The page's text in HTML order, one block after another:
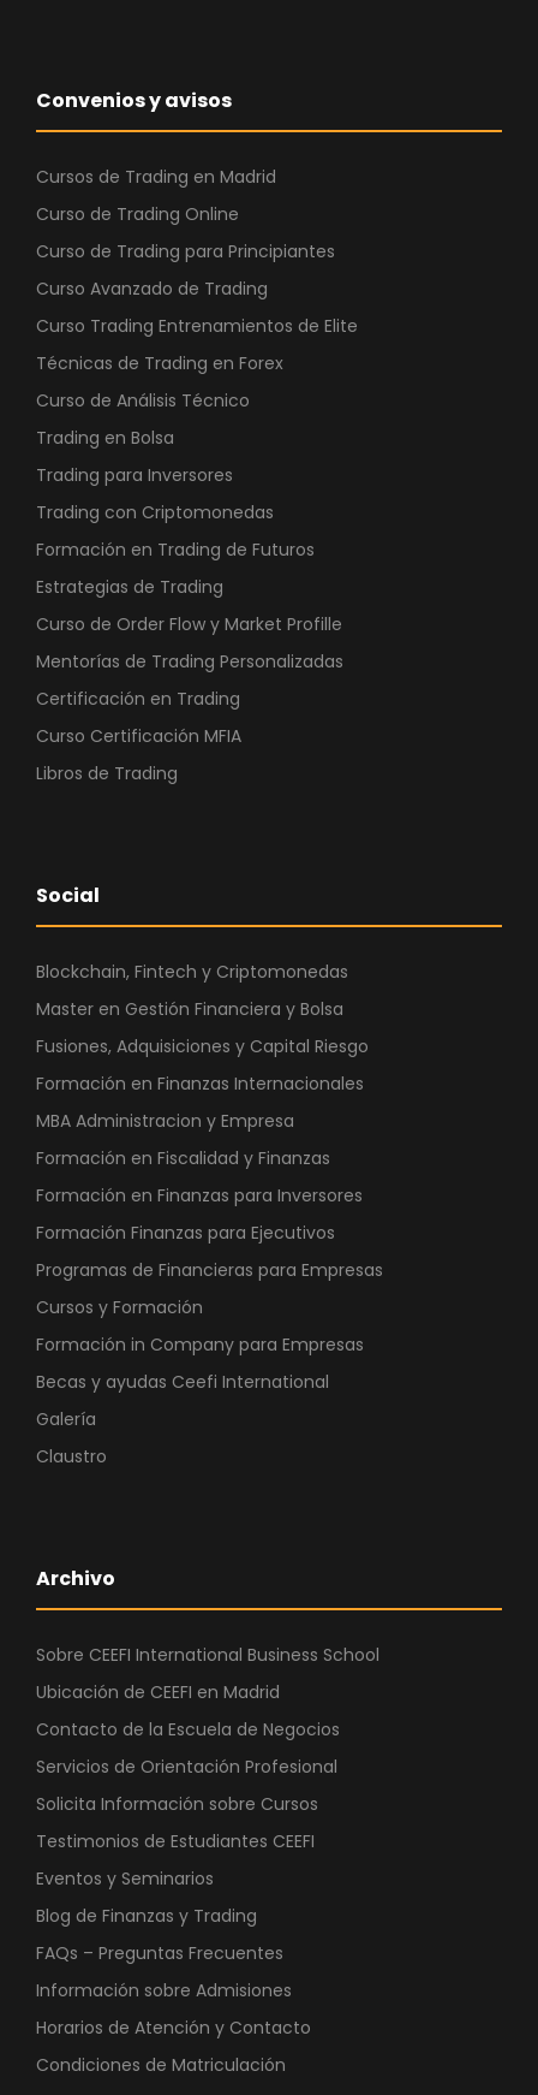
Convenios y avisos
Cursos de Trading en Madrid
Curso de Trading Online
Curso de Trading para Principiantes
Curso Avanzado de Trading
Curso Trading Entrenamientos de Elite
Técnicas de Trading en Forex
Curso de Análisis Técnico
Trading en Bolsa
Trading para Inversores
Trading con Criptomonedas
Formación en Trading de Futuros
Estrategias de Trading
Curso de Order Flow y Market Profille
Mentorías de Trading Personalizadas
Certificación en Trading
Curso Certificación MFIA
Libros de Trading
Social
Blockchain, Fintech y Criptomonedas
Master en Gestión Financiera y Bolsa
Fusiones, Adquisiciones y Capital Riesgo
Formación en Finanzas Internacionales
MBA Administracion y Empresa
Formación en Fiscalidad y Finanzas
Formación en Finanzas para Inversores
Formación Finanzas para Ejecutivos
Programas de Financieras para Empresas
Cursos y Formación
Formación in Company para Empresas
Becas y ayudas Ceefi International
Galería
Claustro
Archivo
Sobre CEEFI International Business School
Ubicación de CEEFI en Madrid
Contacto de la Escuela de Negocios
Servicios de Orientación Profesional
Solicita Información sobre Cursos
Testimonios de Estudiantes CEEFI
Eventos y Seminarios
Blog de Finanzas y Trading
FAQs – Preguntas Frecuentes
Información sobre Admisiones
Horarios de Atención y Contacto
Condiciones de Matriculación